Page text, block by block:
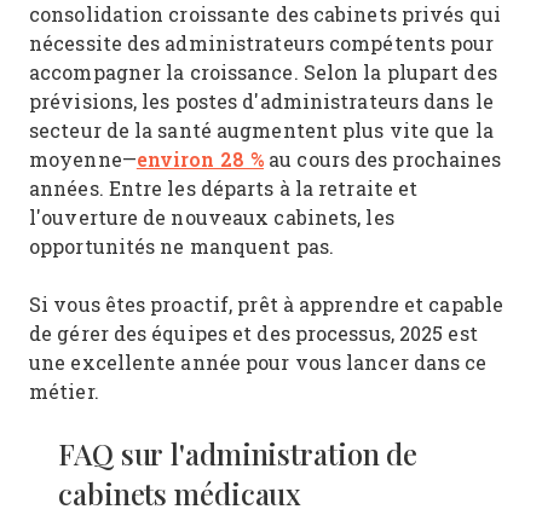
consolidation croissante des cabinets privés qui
nécessite des administrateurs compétents pour
accompagner la croissance. Selon la plupart des
prévisions, les postes d'administrateurs dans le
secteur de la santé augmentent plus vite que la
moyenne—environ 28 % au cours des prochaines
années. Entre les départs à la retraite et
l'ouverture de nouveaux cabinets, les
opportunités ne manquent pas.
Si vous êtes proactif, prêt à apprendre et capable
de gérer des équipes et des processus, 2025 est
une excellente année pour vous lancer dans ce
métier.
FAQ sur l'administration de
cabinets médicaux